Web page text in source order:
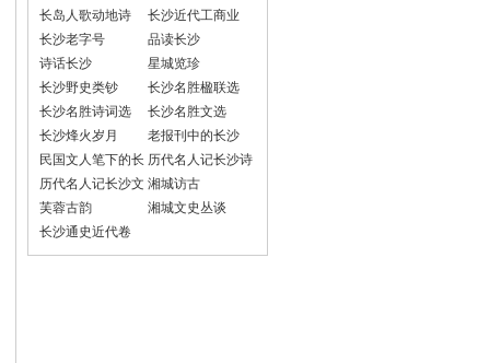
长岛人歌动地诗
长沙近代工商业
长沙老字号
品读长沙
诗话长沙
星城览珍
长沙野史类钞
长沙名胜楹联选
长沙名胜诗词选
长沙名胜文选
长沙烽火岁月
老报刊中的长沙
民国文人笔下的长
沙
历代名人记长沙诗
词选
历代名人记长沙文
选
湘城访古
芙蓉古韵
湘城文史丛谈
长沙通史近代卷